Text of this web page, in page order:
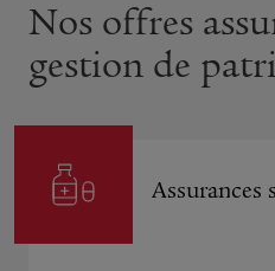
Nos offres
gestion de
Assurances